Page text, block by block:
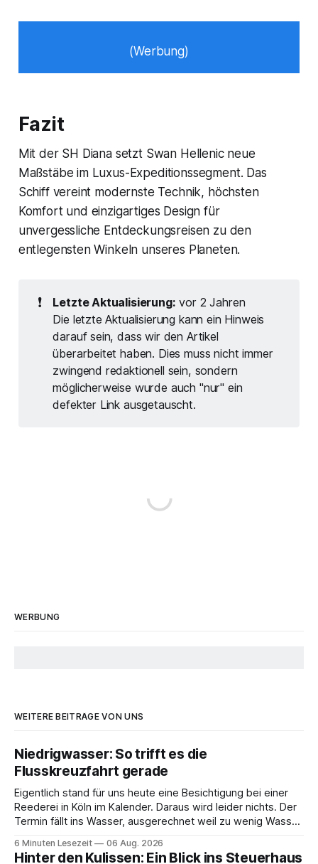
(Werbung)
Fazit
Mit der SH Diana setzt Swan Hellenic neue
Maßstäbe im Luxus-Expeditionssegment. Das
Schiff vereint modernste Technik, höchsten
Komfort und einzigartiges Design für
unvergessliche Entdeckungsreisen zu den
entlegensten Winkeln unseres Planeten.
❗ Letzte Aktualisierung: vor 2 Jahren
Die letzte Aktualisierung kann ein Hinweis
darauf sein, dass wir den Artikel
überarbeitet haben. Dies muss nicht immer
zwingend redaktionell sein, sondern
möglicherweise wurde auch "nur" ein
defekter Link ausgetauscht.
WERBUNG
WEITERE BEITRÄGE VON UNS
Niedrigwasser: So trifft es die
Flusskreuzfahrt gerade
Eigentlich stand für uns heute eine Besichtigung bei einer
Reederei in Köln im Kalender. Daraus wird leider nichts. Der
Termin fällt ins Wasser, ausgerechnet weil zu wenig Wasser
und fahren mit Thurgau Travel die Donau hinunter Richtung
6 Minuten Lesezeit 06 Aug. 2026
Hinter den Kulissen: Ein Blick ins Steuerhaus